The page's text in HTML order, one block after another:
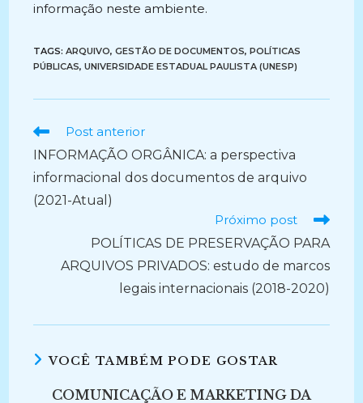
informação neste ambiente.
TAGS:ARQUIVO, GESTÃO DE DOCUMENTOS, POLÍTICAS
PÚBLICAS, UNIVERSIDADE ESTADUAL PAULISTA (UNESP)
Ler
artigos
Post anterior
INFORMAÇÃO ORGÂNICA: a perspectiva
informacional dos documentos de arquivo
(2021-Atual)
Próximo post
POLÍTICAS DE PRESERVAÇÃO PARA
ARQUIVOS PRIVADOS: estudo de marcos
legais internacionais (2018-2020)
VOCÊ TAMBÉM PODE GOSTAR
COMUNICAÇÃO E MARKETING DA